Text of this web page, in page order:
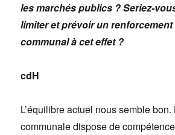
les marchés publics ? Seriez-
limiter et prévoir un
communal à cet effet ?
cdH
L’équilibre actuel nous semble bon.
communale dispose de